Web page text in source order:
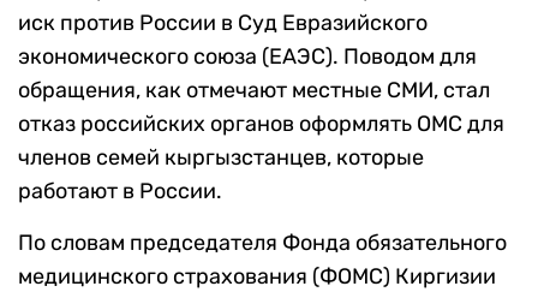
иск против России в Суд Евразийского
экономического союза (ЕАЭС). Поводом для
обращения, как отмечают местные СМИ, стал
отказ российских органов оформлять ОМС для
членов семей кыргызстанцев, которые
работают в России.
По словам председателя Фонда обязательного
медицинского страхования (ФОМС) Киргизии